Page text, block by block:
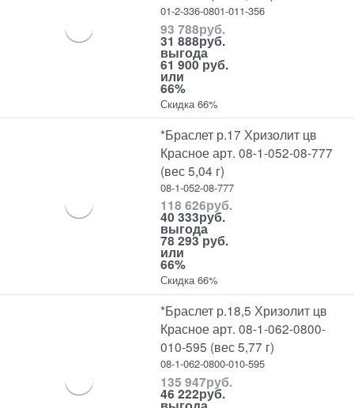
01-2-336-0801-011-356
93 788руб.
31 888руб.
выгода
61 900 руб.
или
66%
Скидка 66%
*Браслет р.17 Хризолит цв
Красное арт. 08-1-052-08-777
(вес 5,04 г)
08-1-052-08-777
118 626руб.
40 333руб.
выгода
78 293 руб.
или
66%
Скидка 66%
*Браслет р.18,5 Хризолит цв
Красное арт. 08-1-062-0800-
010-595 (вес 5,77 г)
08-1-062-0800-010-595
135 947руб.
46 222руб.